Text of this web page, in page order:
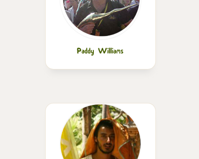
Paddy Williams